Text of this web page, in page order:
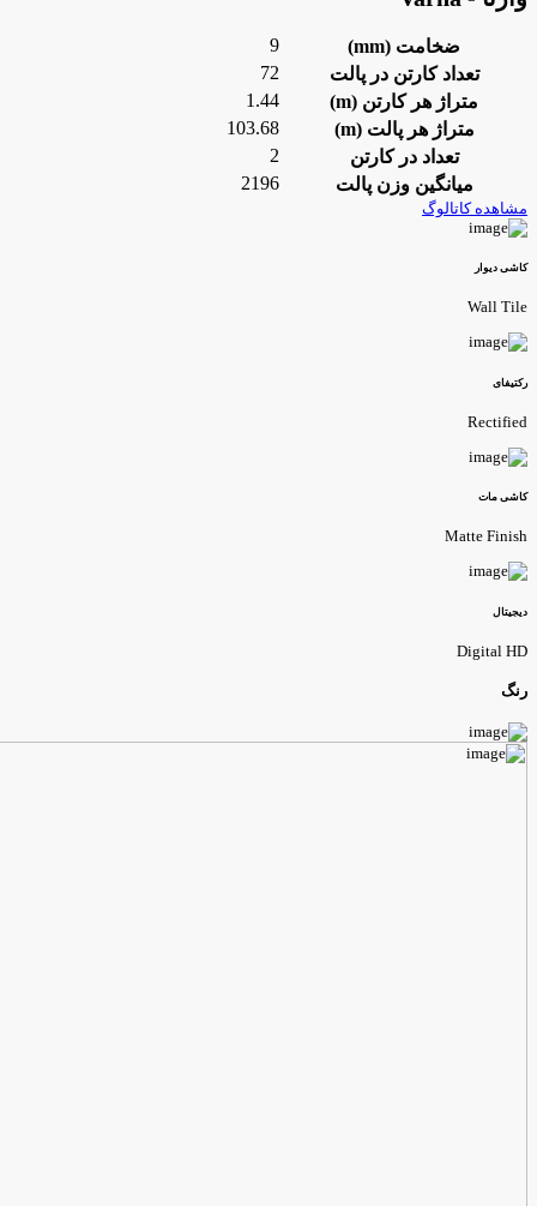
ضخامت (mm)
تعداد کارتن در پالت
72
متراژ هر کارتن (m)
1.44
متراژ هر پالت (m)
103.68
تعداد در کارتن
میانگین وزن پالت
2196
کاتالوگ
دیوار
Wall
مات
Matte
Digital